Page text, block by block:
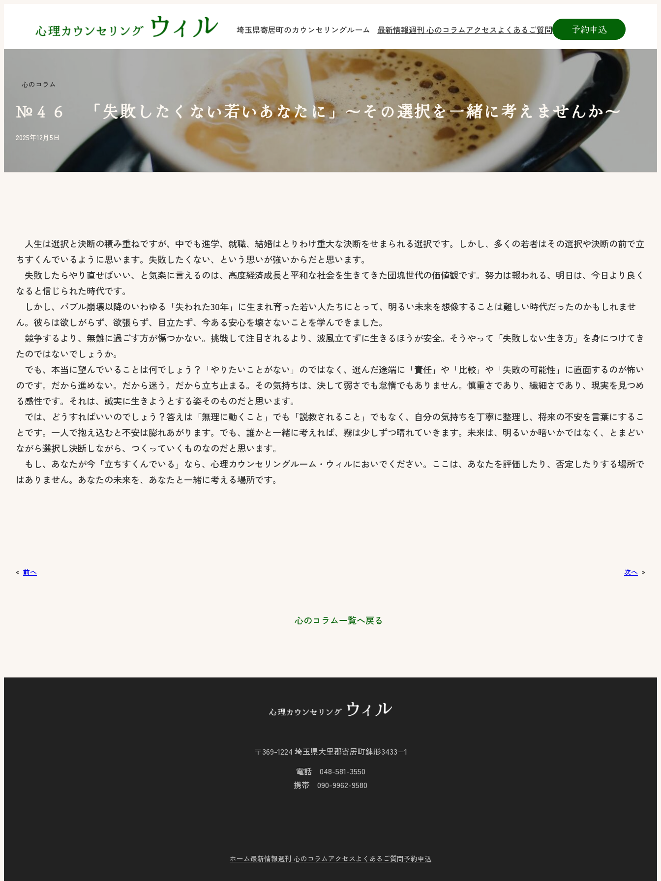
埼玉県寄居町のカウンセリングルーム 最新情報週刊 心のコラムアクセスよくあるご質問 予約申込
心のコラム
№４６ 「失敗したくない若いあなたに」～その選択を一緒に考えませんか～
2025年12月5日
人生は選択と決断の積み重ねですが、中でも進学、就職、結婚はとりわけ重大な決断をせまられる選択です。しかし、多くの若者はその選択や決断の前で立
ちすくんでいるように思います。失敗したくない、という思いが強いからだと思います。
失敗したらやり直せばいい、と気楽に言えるのは、高度経済成長と平和な社会を生きてきた団塊世代の価値観です。努力は報われる、明日は、今日より良く
なると信じられた時代です。
しかし、バブル崩壊以降のいわゆる「失われた30年」に生まれ育った若い人たちにとって、明るい未来を想像することは難しい時代だったのかもしれませ
ん。彼らは欲しがらず、欲張らず、目立たず、今ある安心を壊さないことを学んできました。
競争するより、無難に過ごす方が傷つかない。挑戦して注目されるより、波風立てずに生きるほうが安全。そうやって「失敗しない生き方」を身につけてき
たのではないでしょうか。
でも、本当に望んでいることは何でしょう？「やりたいことがない」のではなく、選んだ途端に「責任」や「比較」や「失敗の可能性」に直面するのが怖い
のです。だから進めない。だから迷う。だから立ち止まる。その気持ちは、決して弱さでも怠惰でもありません。慎重さであり、繊細さであり、現実を見つめ
る感性です。それは、誠実に生きようとする姿そのものだと思います。
では、どうすればいいのでしょう？答えは「無理に動くこと」でも「説教されること」でもなく、自分の気持ちを丁寧に整理し、将来の不安を言葉にするこ
とです。一人で抱え込むと不安は膨れあがります。でも、誰かと一緒に考えれば、霧は少しずつ晴れていきます。未来は、明るいか暗いかではなく、とまどい
ながら選択し決断しながら、つくっていくものなのだと思います。
もし、あなたが今「立ちすくんでいる」なら、心理カウンセリングルーム・ウィルにおいでください。ここは、あなたを評価したり、否定したりする場所で
はありません。あなたの未来を、あなたと一緒に考える場所です。
« 前へ 次へ »
心のコラム一覧へ戻る
〒369-1224 埼玉県大里郡寄居町鉢形3433−1
電話 048-581-3550
携帯 090-9962-9580
ホーム最新情報週刊 心のコラムアクセス よくあるご質問予約申込